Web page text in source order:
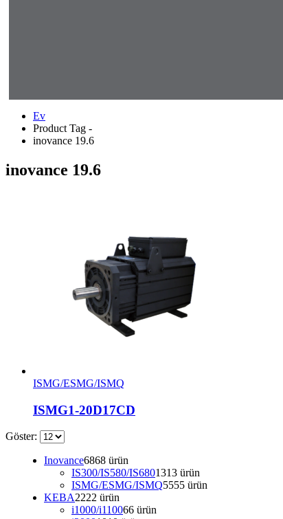
Ev
Product Tag -
inovance 19.6
inovance 19.6
ISMG/ESMG/ISMQ
ISMG1-20D17CD
Göster:
Inovance6868 ürün
IS300/IS580/IS6801313 ürün
ISMG/ESMG/ISMQ5555 ürün
KEBA2222 ürün
i1000/i110066 ürün